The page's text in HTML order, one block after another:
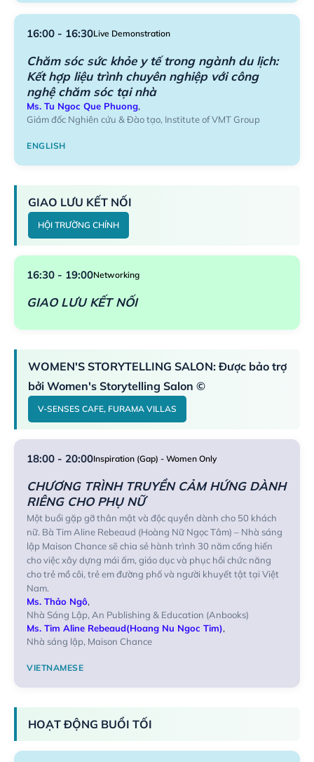
16:00 - 16:30Live Demonstration
Chăm sóc sức khỏe y tế trong ngành du lịch:
Kết hợp liệu trình chuyên nghiệp với công
nghệ chăm sóc tại nhà
Ms. Tu Ngoc Que Phuong,
Giám đốc Nghiên cứu & Đào tạo, Institute of VMT Group
ENGLISH
GIAO LƯU KẾT NỐI
HỘI TRƯỜNG CHÍNH
16:30 - 19:00Networking
GIAO LƯU KẾT NỐI
WOMEN'S STORYTELLING SALON: Được bảo trợ
bởi Women's Storytelling Salon ©
V-SENSES CAFE, FURAMA VILLAS
18:00 - 20:00Inspiration (Gap) - Women Only
CHƯƠNG TRÌNH TRUYỀN CẢM HỨNG DÀNH
RIÊNG CHO PHỤ NỮ
Một buổi gặp gỡ thân mật và độc quyền dành cho 50 khách
nữ. Bà Tim Aline Rebeaud (Hoàng Nữ Ngọc Tâm) – Nhà sáng
lập Maison Chance sẽ chia sẻ hành trình 30 năm cống hiến
cho việc xây dựng mái ấm, giáo dục và phục hồi chức năng
cho trẻ mồ côi, trẻ em đường phố và người khuyết tật tại Việt
Nam.
Ms. Thảo Ngô,
Nhà Sáng Lập, An Publishing & Education (Anbooks)
Ms. Tim Aline Rebeaud(Hoang Nu Ngoc Tim),
Nhà sáng lập, Maison Chance
VIETNAMESE
HOẠT ĐỘNG BUỔI TỐI